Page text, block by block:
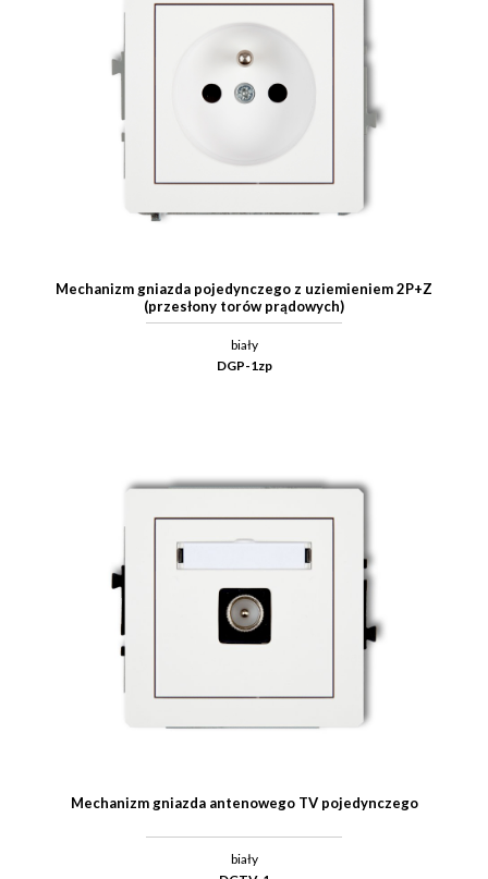
Mechanizm gniazda pojedynczego z uziemieniem 2P+Z
(przesłony torów prądowych)
biały
DGP-1zp
Mechanizm gniazda antenowego TV pojedynczego
biały